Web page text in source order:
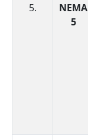
5.
NEMA
5